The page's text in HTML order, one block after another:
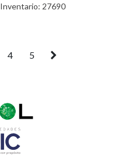
Inventario: 27690
4 5